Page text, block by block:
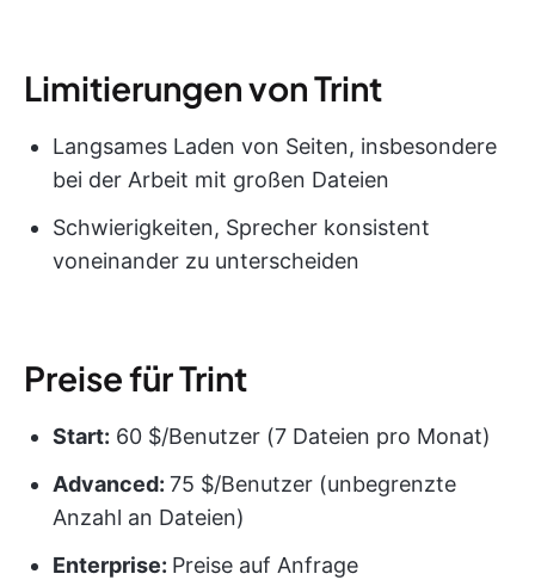
Limitierungen von Trint
Langsames Laden von Seiten, insbesondere
bei der Arbeit mit großen Dateien
Schwierigkeiten, Sprecher konsistent
voneinander zu unterscheiden
Preise für Trint
Start: 60 $/Benutzer (7 Dateien pro Monat)
Advanced: 75 $/Benutzer (unbegrenzte
Anzahl an Dateien)
Enterprise: Preise auf Anfrage